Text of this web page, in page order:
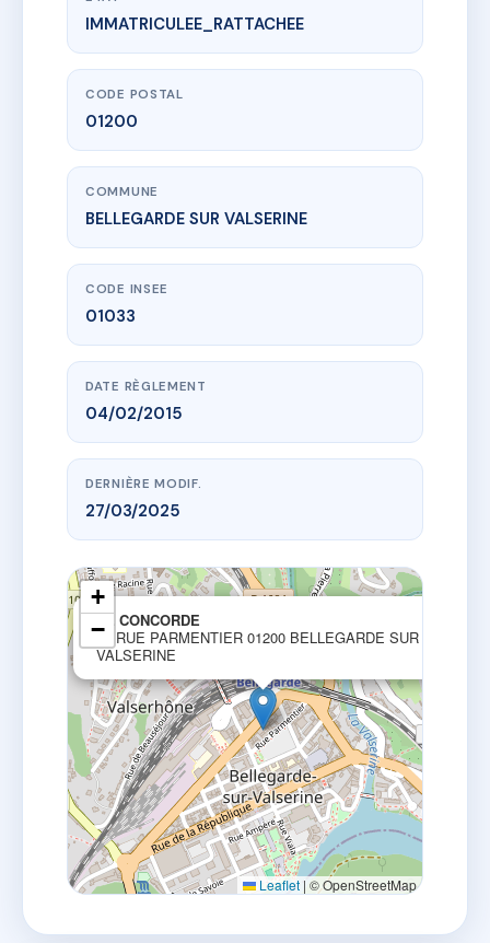
www.vme.plus/AC6776413
LE CONCORDE
16 Rue Parmentier01200 BELLEGARDE SUR VALSERINE
IMMATRICULEE_RATTACHEE
CODE POSTAL
01200
COMMUNE
BELLEGARDE SUR VALSERINE
CODE INSEE
01033
DATE RÈGLEMENT
04/02/2015
DERNIÈRE MODIF.
27/03/2025
LE CONCORDE
16 RUE PARMENTIER 01200 BELLEGARDE SUR
VALSERINE
+
−
Leaflet | © OpenStreetMap